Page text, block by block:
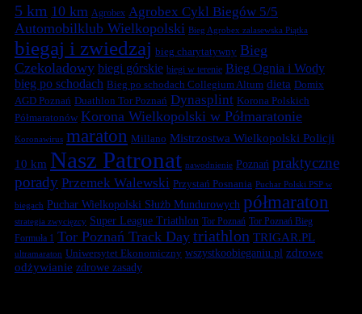
5 km 10 km Agrobex Agrobex Cykl Biegów 5/5
Automobilklub Wielkopolski Bieg Agrobex zalasewska Piątka
biegaj i zwiedzaj bieg charytatywny Bieg
Czekoladowy biegi górskie biegi w terenie Bieg Ognia i Wody
bieg po schodach Bieg po schodach Collegium Altum dieta Domix
AGD Poznań Duathlon Tor Poznań Dynasplint Korona Polskich
Półmaratonów Korona Wielkopolski w Półmaratonie
Koronawirus maraton Millano Mistrzostwa Wielkopolski Policji
10 km Nasz Patronat nawodnienie Poznań praktyczne
porady Przemek Walewski Przystań Posnania Puchar Polski PSP w
biegach Puchar Wielkopolski Służb Mundurowych półmaraton
strategia zwycięzcy Super League Triathlon Tor Poznań Tor Poznań Bieg
Formuła 1 Tor Poznań Track Day triathlon TRIGAR.PL
ultramaraton Uniwersytet Ekonomiczny wszystkoobieganiu.pl zdrowe
odżywianie zdrowe zasady